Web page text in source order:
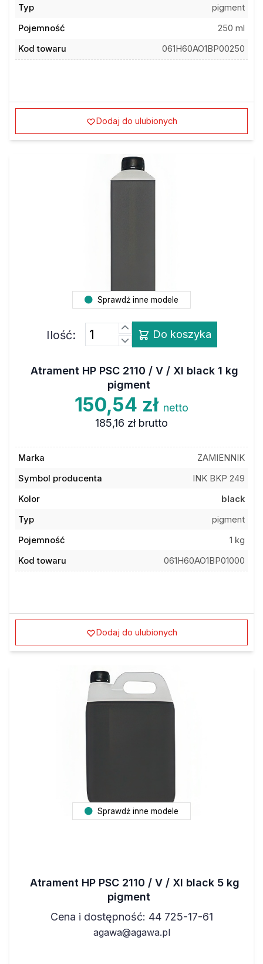
Typ
pigment
Pojemność
250 ml
Kod towaru
061H60AO1BP00250
Dodaj do ulubionych
Sprawdź inne modele
Ilość: Do koszyka
Atrament HP PSC 2110 / V / XI black 1 kg
pigment
150,54 zł netto
185,16 zł brutto
Marka
ZAMIENNIK
Symbol producenta
INK BKP 249
Kolor
black
Typ
pigment
Pojemność
1 kg
Kod towaru
061H60AO1BP01000
Dodaj do ulubionych
Sprawdź inne modele
Atrament HP PSC 2110 / V / XI black 5 kg
pigment
Cena i dostępność: 44 725-17-61
agawa@agawa.pl